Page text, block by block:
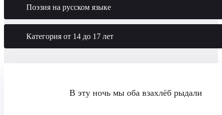
Поэзия на русском языке
Категория от 14 до 17 лет
В эту ночь мы оба взахлёб рыдали